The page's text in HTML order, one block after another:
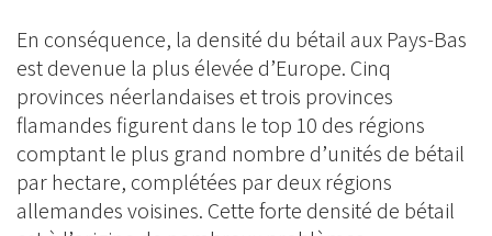
En conséquence, la densité du bétail aux Pays-Bas
est devenue la plus élevée d’Europe. Cinq
provinces néerlandaises et trois provinces
flamandes figurent dans le top 10 des régions
comptant le plus grand nombre d’unités de bétail
par hectare, complétées par deux régions
allemandes voisines. Cette forte densité de bétail